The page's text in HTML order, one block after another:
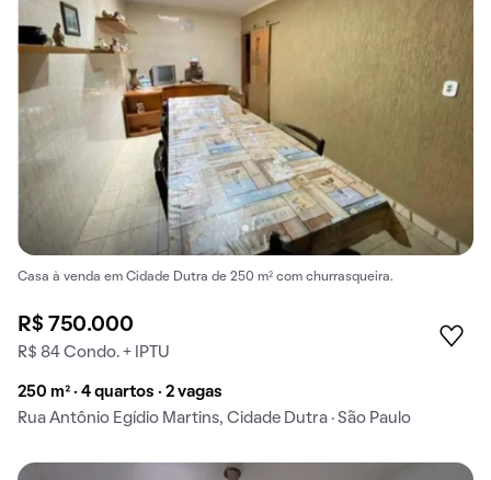
Casa à venda em Cidade Dutra de 250 m² com churrasqueira.
R$ 750.000
R$ 84 Condo. + IPTU
250 m² · 4 quartos · 2 vagas
Rua Antônio Egídio Martins, Cidade Dutra · São Paulo